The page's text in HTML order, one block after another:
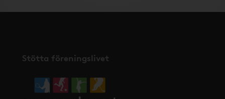
Stötta föreningslivet